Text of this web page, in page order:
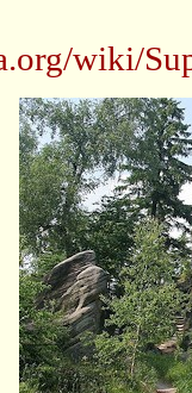
wiki/